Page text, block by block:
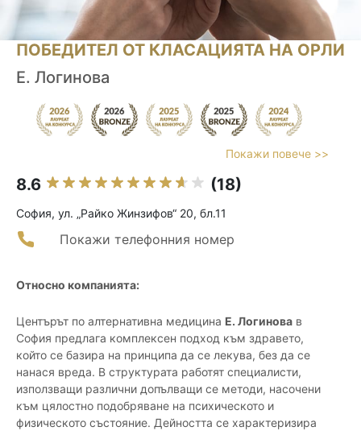
ПОБЕДИТЕЛ ОТ КЛАСАЦИЯТА НА ОРЛИ
Е. Логинова
Покажи повече >>
8.6 (18)
София, ул. „Райко Жинзифов“ 20, бл.11
Покажи телефонния номер
Относно компанията:
Центърът по алтернативна медицина Е. Логинова в
София предлага комплексен подход към здравето,
който се базира на принципа да се лекува, без да се
нанася вреда. В структурата работят специалисти,
използващи различни допълващи се методи, насочени
към цялостно подобряване на психическото и
физическото състояние. Дейността се характеризира